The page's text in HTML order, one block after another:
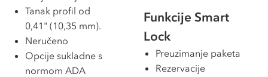
Tanak profil od
0,41" (10,35 mm).
Neručeno
Opcije sukladne s
normom ADA
Funkcije Smart
Lock
Preuzimanje paketa
Rezervacije